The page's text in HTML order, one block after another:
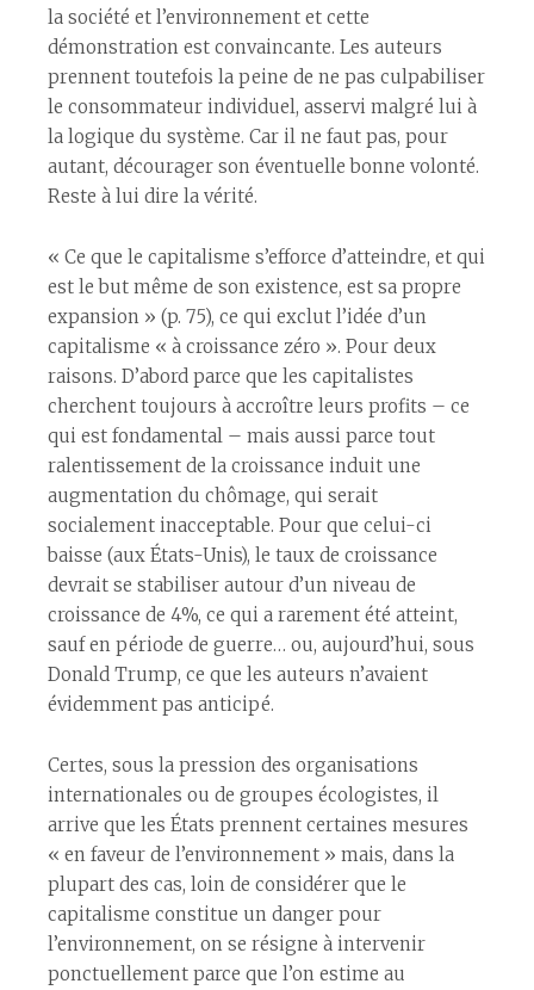
la société et l’environnement et cette
démonstration est convaincante. Les auteurs
prennent toutefois la peine de ne pas culpabiliser
le consommateur individuel, asservi malgré lui à
la logique du système. Car il ne faut pas, pour
autant, décourager son éventuelle bonne volonté.
Reste à lui dire la vérité.
« Ce que le capitalisme s’efforce d’atteindre, et qui
est le but même de son existence, est sa propre
expansion » (p. 75), ce qui exclut l’idée d’un
capitalisme « à croissance zéro ». Pour deux
raisons. D’abord parce que les capitalistes
cherchent toujours à accroître leurs profits – ce
qui est fondamental – mais aussi parce tout
ralentissement de la croissance induit une
augmentation du chômage, qui serait
socialement inacceptable. Pour que celui-ci
baisse (aux États-Unis), le taux de croissance
devrait se stabiliser autour d’un niveau de
croissance de 4%, ce qui a rarement été atteint,
sauf en période de guerre… ou, aujourd’hui, sous
Donald Trump, ce que les auteurs n’avaient
évidemment pas anticipé.
Certes, sous la pression des organisations
internationales ou de groupes écologistes, il
arrive que les États prennent certaines mesures
« en faveur de l’environnement » mais, dans la
plupart des cas, loin de considérer que le
capitalisme constitue un danger pour
l’environnement, on se résigne à intervenir
ponctuellement parce que l’on estime au